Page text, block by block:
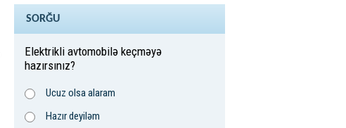
SORĞU
Elektrikli avtomobilə keçməyə
hazırsınız?
Ucuz olsa alaram
Hazır deyiləm